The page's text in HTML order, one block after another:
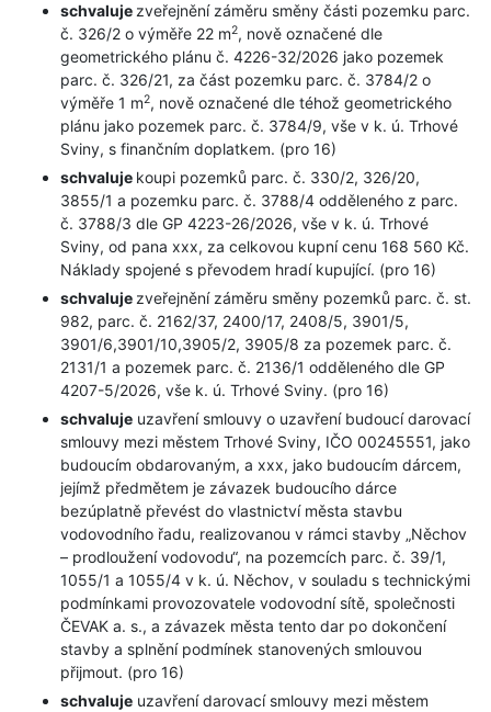
schvaluje zveřejnění záměru směny části pozemku parc.
č. 326/2 o výměře 22 m2, nově označené dle
geometrického plánu č. 4226-32/2026 jako pozemek
parc. č. 326/21, za část pozemku parc. č. 3784/2 o
výměře 1 m2, nově označené dle téhož geometrického
plánu jako pozemek parc. č. 3784/9, vše v k. ú. Trhové
Sviny, s finančním doplatkem. (pro 16)
schvaluje koupi pozemků parc. č. 330/2, 326/20,
3855/1 a pozemku parc. č. 3788/4 odděleného z parc.
č. 3788/3 dle GP 4223-26/2026, vše v k. ú. Trhové
Sviny, od pana xxx, za celkovou kupní cenu 168 560 Kč.
Náklady spojené s převodem hradí kupující. (pro 16)
schvaluje zveřejnění záměru směny pozemků parc. č. st.
982, parc. č. 2162/37, 2400/17, 2408/5, 3901/5,
3901/6,3901/10,3905/2, 3905/8 za pozemek parc. č.
2131/1 a pozemek parc. č. 2136/1 odděleného dle GP
4207-5/2026, vše k. ú. Trhové Sviny. (pro 16)
schvaluje uzavření smlouvy o uzavření budoucí darovací
smlouvy mezi městem Trhové Sviny, IČO 00245551, jako
budoucím obdarovaným, a xxx, jako budoucím dárcem,
jejímž předmětem je závazek budoucího dárce
bezúplatně převést do vlastnictví města stavbu
vodovodního řadu, realizovanou v rámci stavby „Něchov
– prodloužení vodovodu“, na pozemcích parc. č. 39/1,
1055/1 a 1055/4 v k. ú. Něchov, v souladu s technickými
podmínkami provozovatele vodovodní sítě, společnosti
ČEVAK a. s., a závazek města tento dar po dokončení
stavby a splnění podmínek stanovených smlouvou
přijmout. (pro 16)
schvaluje uzavření darovací smlouvy mezi městem